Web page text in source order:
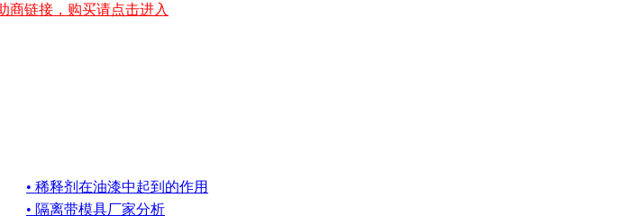
商链接，购买请点击进入
• 稀释剂在油漆中起到的作用
• 隔离带模具厂家分析